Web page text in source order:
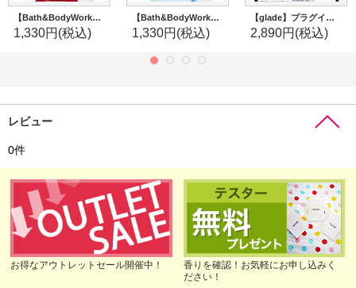
【Bath&BodyWorks】Wallflowers詰替リフィル：カントリーアップル
1,330円(税込)
【Bath&BodyWorks】Wallflowers詰替リフィル：クリーンハウスバイブス-ダズリングシトラス
1,330円(税込)
【glade】プラグインオイル本体+リフィル2個セット：《CustomScent》フロステッドユーカリ＆ウォーターリリー
2,890円(税込)
レビュー
0件
お得なアウトレットセール開催中！
香りを確認！お気軽にお申し込みく
ださい！